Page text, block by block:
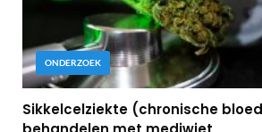
ONDERZOEK
Sikkelcelziekte (chronische